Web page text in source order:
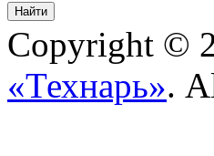
Copyright ©
«Технарь».